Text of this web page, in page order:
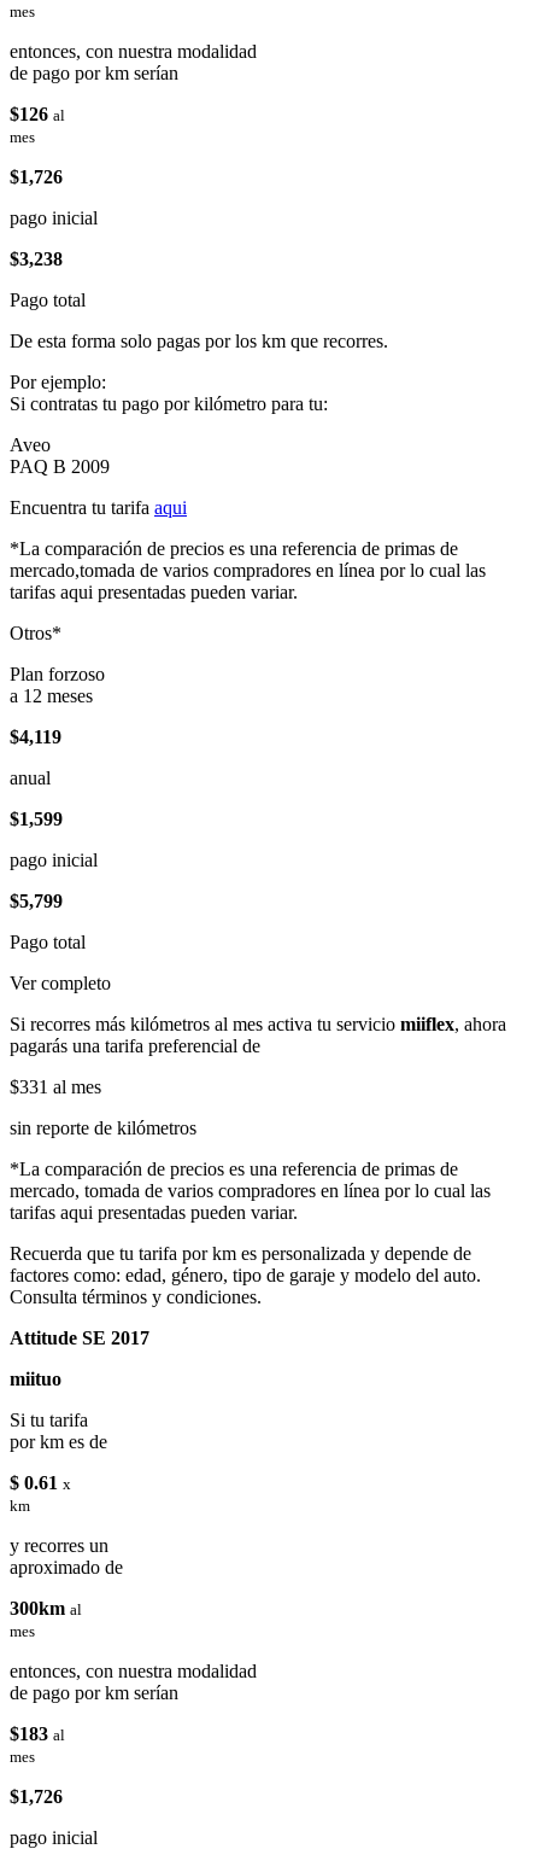
mes
entonces, con nuestra modalidad
de pago por km serían
$126 al
mes
$1,726
pago inicial
$3,238
Pago total
De esta forma solo pagas por los km que recorres.
Por ejemplo:
Si contratas tu pago por kilómetro para tu:
Aveo
PAQ B 2009
Encuentra tu tarifa aqui
*La comparación de precios es una referencia de primas de
mercado,tomada de varios compradores en línea por lo cual las
tarifas aqui presentadas pueden variar.
Otros*
Plan forzoso
a 12 meses
$4,119
anual
$1,599
pago inicial
$5,799
Pago total
Ver completo
Si recorres más kilómetros al mes activa tu servicio miiflex, ahora
pagarás una tarifa preferencial de
$331 al mes
sin reporte de kilómetros
*La comparación de precios es una referencia de primas de
mercado, tomada de varios compradores en línea por lo cual las
tarifas aqui presentadas pueden variar.
Recuerda que tu tarifa por km es personalizada y depende de
factores como: edad, género, tipo de garaje y modelo del auto.
Consulta términos y condiciones.
Attitude SE 2017
miituo
Si tu tarifa
por km es de
$ 0.61 x
km
y recorres un
aproximado de
300km al
mes
entonces, con nuestra modalidad
de pago por km serían
$183 al
mes
$1,726
pago inicial